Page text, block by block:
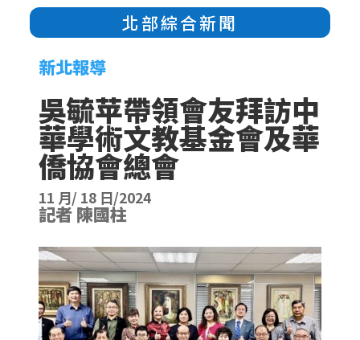
北部綜合新聞
新北報導
吳毓苹帶領會友拜訪中
華學術文教基金會及華
僑協會總會
11 月/ 18 日/2024
記者 陳國柱